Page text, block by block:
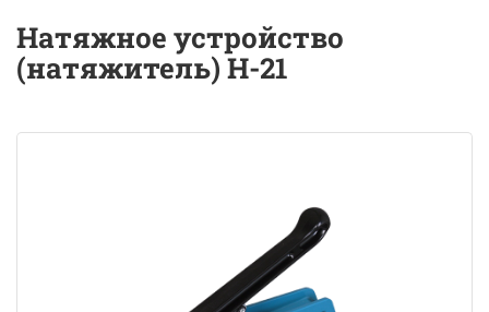
Натяжное устройство
(натяжитель) Н-21